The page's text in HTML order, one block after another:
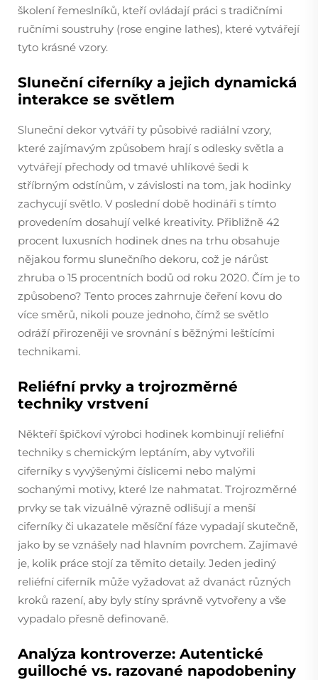
školení řemeslníků, kteří ovládají práci s tradičními
ručními soustruhy (rose engine lathes), které vytvářejí
tyto krásné vzory.
Sluneční ciferníky a jejich dynamická
interakce se světlem
Sluneční dekor vytváří ty působivé radiální vzory,
které zajímavým způsobem hrají s odlesky světla a
vytvářejí přechody od tmavé uhlíkové šedi k
stříbrným odstínům, v závislosti na tom, jak hodinky
zachycují světlo. V poslední době hodináři s tímto
provedením dosahují velké kreativity. Přibližně 42
procent luxusních hodinek dnes na trhu obsahuje
nějakou formu slunečního dekoru, což je nárůst
zhruba o 15 procentních bodů od roku 2020. Čím je to
způsobeno? Tento proces zahrnuje čeření kovu do
více směrů, nikoli pouze jednoho, čímž se světlo
odráží přirozeněji ve srovnání s běžnými leštícími
technikami.
Reliéfní prvky a trojrozměrné
techniky vrstvení
Někteří špičkoví výrobci hodinek kombinují reliéfní
techniky s chemickým leptáním, aby vytvořili
ciferníky s vyvýšenými číslicemi nebo malými
sochanými motivy, které lze nahmatat. Trojrozměrné
prvky se tak vizuálně výrazně odlišují a menší
ciferníky či ukazatele měsíční fáze vypadají skutečně,
jako by se vznášely nad hlavním povrchem. Zajímavé
je, kolik práce stojí za těmito detaily. Jeden jediný
reliéfní ciferník může vyžadovat až dvanáct různých
kroků razení, aby byly stíny správně vytvořeny a vše
vypadalo přesně definovaně.
Analýza kontroverze: Autentické
guilloché vs. razované napodobeniny